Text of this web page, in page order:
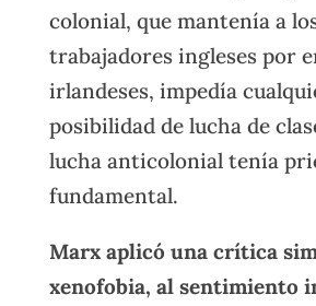
colonial, que mantenía a
trabajadores ingleses por
irlandeses, impedía
posibilidad de lucha de
lucha anticolonial tenía
fundamental.
Marx aplicó una crítica
xenofobia, al sentimiento